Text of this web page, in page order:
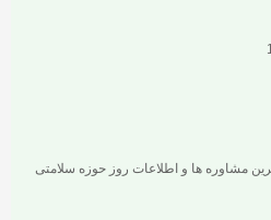
مشاوره ها و اطلاعات روز حوزه سلامتی